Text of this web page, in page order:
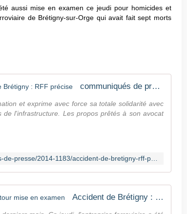
aussi mise en examen ce jeudi pour homicides et
de Brétigny-sur-Orge qui avait fait sept morts
communiqués de presse - Accident de Brétigny : RFF précise
et exprime avec force sa totale solidarité avec
l'infrastructure. Les propos prêtés à son avocat
Accident de Brétigny : la SNCF à son tour mise en examen